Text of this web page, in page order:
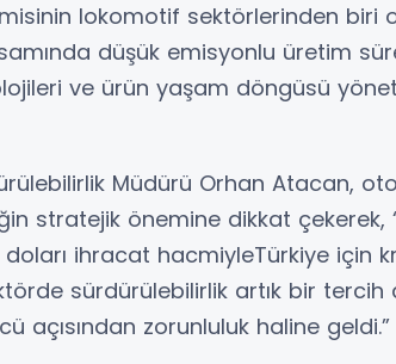
lokomotif sektörlerinden biri
düşük emisyonlu üretim
ve ürün yaşam döngüsü
Müdürü Orhan Atacan,
stratejik önemine dikkat çekerek,
ihracat hacmiyleTürkiye için
sürdürülebilirlik artık bir tercih
açısından zorunluluk haline